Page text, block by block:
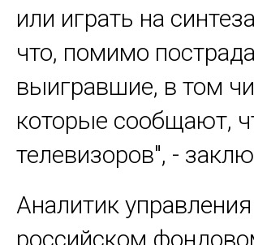
или играть на
что, помимо
выигравшие, в том
которые сообщают,
телевизоров", -
Аналитик
российском